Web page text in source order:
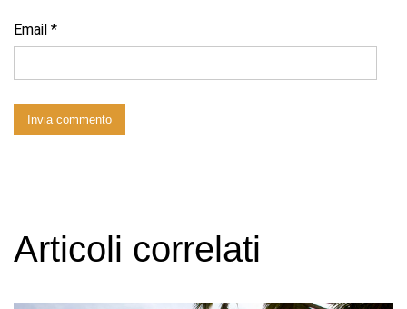
Email *
Articoli correlati